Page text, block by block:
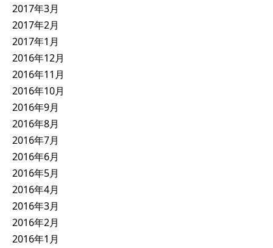
2017年3月
2017年2月
2017年1月
2016年12月
2016年11月
2016年10月
2016年9月
2016年8月
2016年7月
2016年6月
2016年5月
2016年4月
2016年3月
2016年2月
2016年1月